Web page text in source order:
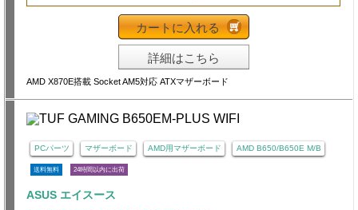
カートに入れる
詳細はこちら
AMD X870E搭載 Socket AM5対応 ATXマザーボード
PCパーツ マザーボード AMD用マザーボード AMD B650/B650E M/B
送料無料 24時間以内に出荷
ASUS エイスース